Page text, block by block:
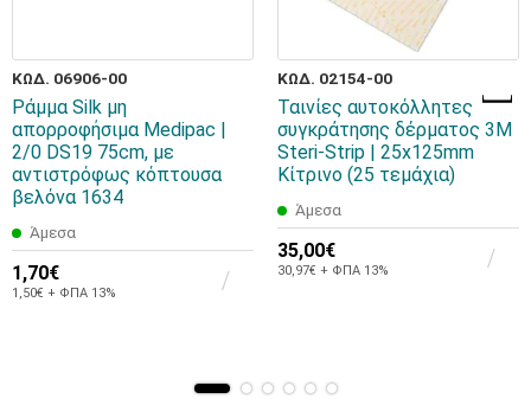
ΚΩΔ. 06906-00
Ράμμα Silk μη
απορροφήσιμα Medipac |
2/0 DS19 75cm, με
αντιστρόφως κόπτουσα
βελόνα 1634
Άμεσα
1,70€
1,50€ + ΦΠΑ 13%
ΚΩΔ. 02154-00
Ταινίες αυτοκόλλητες
συγκράτησης δέρματος 3M
Steri-Strip | 25x125mm
Κίτρινο (25 τεμάχια)
Άμεσα
35,00€
30,97€ + ΦΠΑ 13%